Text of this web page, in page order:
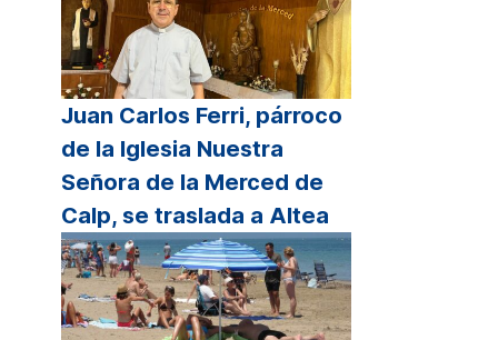
Juan Carlos Ferri, párroco
de la Iglesia Nuestra
Señora de la Merced de
Calp, se traslada a Altea